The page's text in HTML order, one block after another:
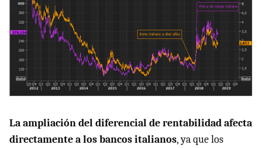
La ampliación del diferencial de rentabilidad afecta
directamente a los bancos italianos, ya que los